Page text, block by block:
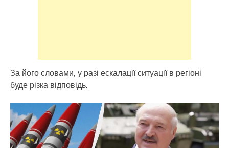
За його словами, у разі ескалації ситуації в регіоні
буде різка відповідь.